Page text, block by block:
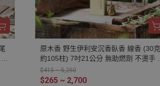
原木香 野生伊利安沉香臥香 線香 (30
約105柱) 7吋21公分 無助燃劑 不燙手 S
GS檢驗合格 純天然 原木磨粉 天然香 環
保香 室內薰香 禪修 靜坐 打坐 冥想 祭祀
$415 ~ 5,250
$265 ~ 2,700